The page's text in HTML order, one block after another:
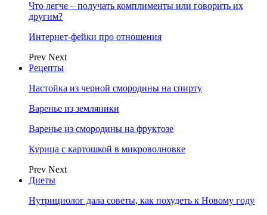
Что легче – получать комплименты или говорить их
другим?
Интернет-фейки про отношения
Prev Next
Рецепты
Настойка из черной смородины на спирту
Варенье из земляники
Варенье из смородины на фруктозе
Курица с картошкой в микроволновке
Prev Next
Диеты
Нутрициолог дала советы, как похудеть к Новому году